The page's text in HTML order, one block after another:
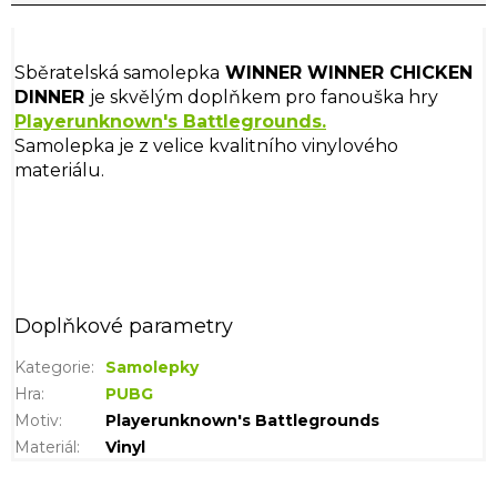
Sběratelská samolepka WINNER WINNER CHICKEN
DINNER je skvělým doplňkem pro fanouška hry
Playerunknown's Battlegrounds.
Samolepka je z velice kvalitního vinylového
materiálu.
Doplňkové parametry
Kategorie:
Samolepky
Hra:
PUBG
Motiv:
Playerunknown's Battlegrounds
Materiál: Vinyl